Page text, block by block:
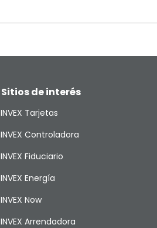
Sitios de interés
INVEX Tarjetas
INVEX Controladora
INVEX Fiduciario
INVEX Energía
INVEX Now
INVEX Arrendadora